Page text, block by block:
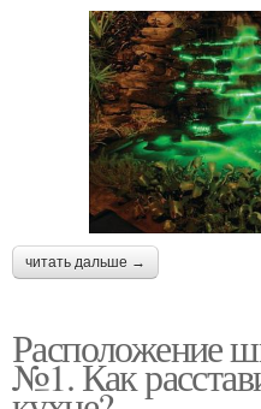
читать дальше →
Расположение
№1. Как